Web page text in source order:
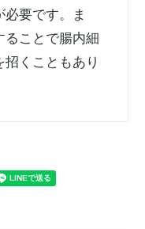
要です。ま
ることで腸内細
くこともあり